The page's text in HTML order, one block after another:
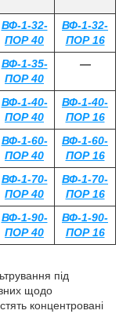
ВФ-1-32-
ПОР 40
ВФ-1-32-
ПОР 16
ВФ-1-35-
ПОР 40
―
ВФ-1-40-
ПОР 40
ВФ-1-40-
ПОР 16
ВФ-1-60-
ПОР 40
ВФ-1-60-
ПОР 16
ВФ-1-70-
ПОР 40
ВФ-1-70-
ПОР 16
ВФ-1-90-
ПОР 40
ВФ-1-90-
ПОР 16
під
щодо
концентровані